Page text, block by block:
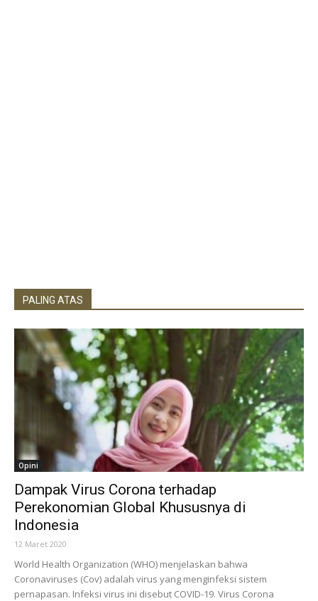
PALING ATAS
Opini
Dampak Virus Corona terhadap
Perekonomian Global Khususnya di
Indonesia
12 Maret 2020
World Health Organization (WHO) menjelaskan bahwa
Coronaviruses (Cov) adalah virus yang menginfeksi sistem
pernapasan. Infeksi virus ini disebut COVID-19. Virus Corona